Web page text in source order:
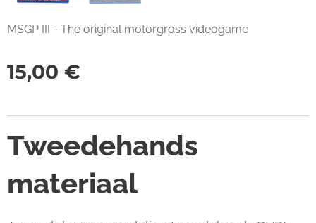
MSGP III - The original motorgross videogame
15,00 €
Tweedehands
materiaal